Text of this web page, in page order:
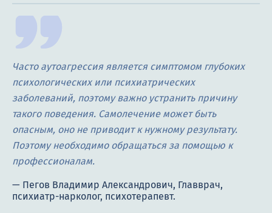
Часто аутоагрессия является симптомом глубоких
психологических или психиатрических
заболеваний, поэтому важно устранить причину
такого поведения. Самолечение может быть
опасным, оно не приводит к нужному результату.
Поэтому необходимо обращаться за помощью к
профессионалам.